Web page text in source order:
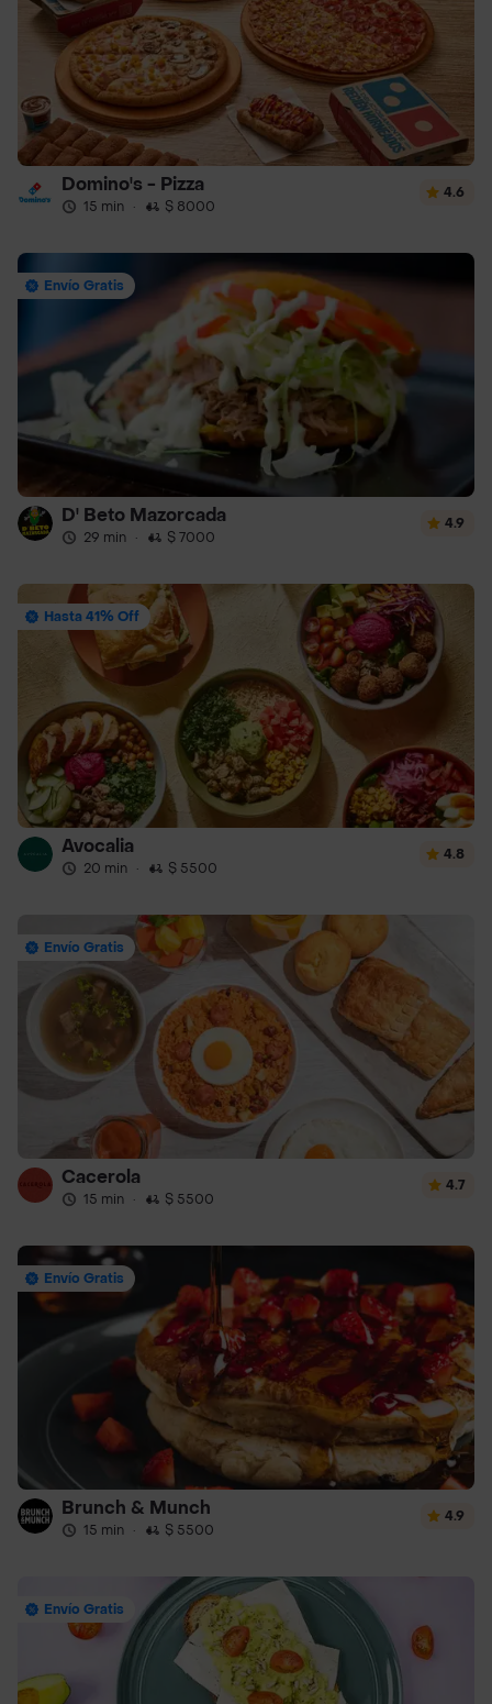
Domino's - Pizza
15 min · $ 8000
4.6
Envío Gratis
D' Beto Mazorcada
29 min · $ 7000
4.9
Hasta 41% Off
Avocalia
20 min · $ 5500
4.8
Envío Gratis
Cacerola
15 min · $ 5500
4.7
Envío Gratis
Brunch & Munch
15 min · $ 5500
4.9
Envío Gratis